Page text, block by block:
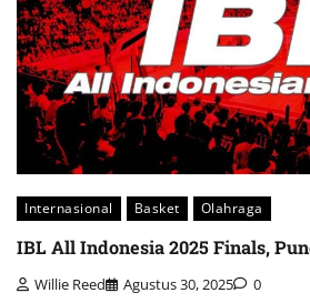
Internasional Basket Olahraga
IBL All Indonesia 2025 Finals,
Willie Reed Agustus 30, 2025 0